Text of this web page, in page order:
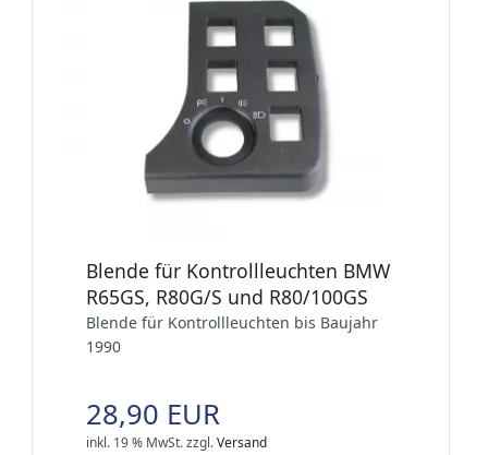
Blende für Kontrollleuchten BMW
R65GS, R80G/S und R80/100GS
Blende für Kontrollleuchten bis Baujahr
1990
28,90 EUR
inkl. 19 % MwSt.zzgl.Versand